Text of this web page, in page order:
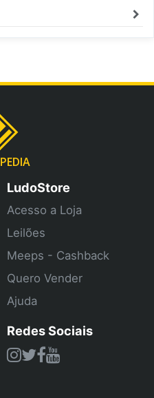
PEDIA
LudoStore
Acesso a Loja
Leilões
Meeps - Cashback
Quero Vender
Ajuda
Redes Sociais